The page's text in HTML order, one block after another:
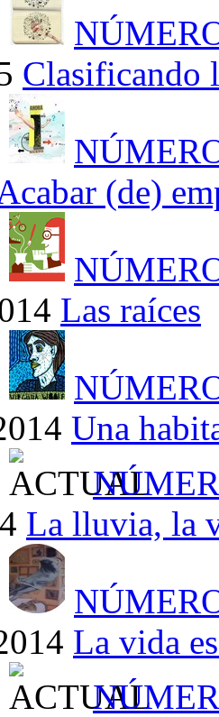
Clasificando
(de)
Las raíces
Una
La lluvia, la
La vida